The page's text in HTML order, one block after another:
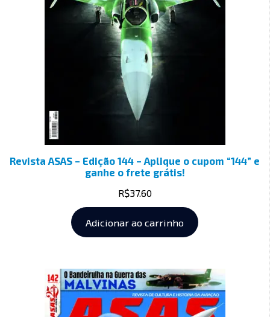
Revista ASAS – Edição 144 – Aplique o cupom “144” e
ganhe o frete grátis!
R$37.60
Adicionar ao carrinho